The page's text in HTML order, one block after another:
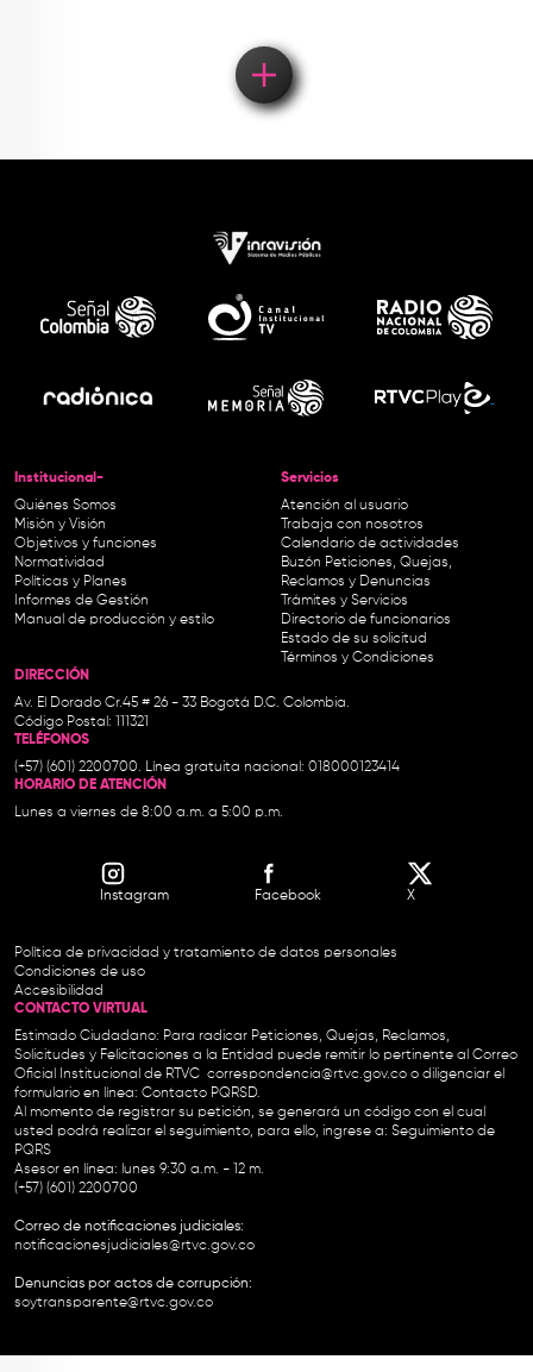
Institucional-
Quiénes Somos
Misión y Visión
Objetivos y funciones
Normatividad
Políticas y Planes
Informes de Gestión
Manual de producción y estilo
Servicios
Atención al usuario
Trabaja con nosotros
Calendario de actividades
Buzón Peticiones, Quejas,
Reclamos y Denuncias
Trámites y Servicios
Directorio de funcionarios
Estado de su solicitud
Términos y Condiciones
DIRECCIÓN
Av. El Dorado Cr.45 # 26 - 33 Bogotá D.C. Colombia.
Código Postal: 111321
TELÉFONOS
(+57) (601) 2200700. Línea gratuita nacional: 018000123414
HORARIO DE ATENCIÓN
Lunes a viernes de 8:00 a.m. a 5:00 p.m.
Instagram Facebook X
Política de privacidad y tratamiento de datos personales
Condiciones de uso
Accesibilidad
CONTACTO VIRTUAL
Estimado Ciudadano: Para radicar Peticiones, Quejas, Reclamos,
Solicitudes y Felicitaciones a la Entidad puede remitir lo pertinente al Correo
Oficial Institucional de RTVC correspondencia@rtvc.gov.co o diligenciar el
formulario en línea: Contacto PQRSD.
Al momento de registrar su petición, se generará un código con el cual
usted podrá realizar el seguimiento, para ello, ingrese a: Seguimiento de
PQRS
Asesor en línea: lunes 9:30 a.m. - 12 m.
(+57) (601) 2200700
Correo de notificaciones judiciales:
notificacionesjudiciales@rtvc.gov.co
Denuncias por actos de corrupción:
soytransparente@rtvc.gov.co